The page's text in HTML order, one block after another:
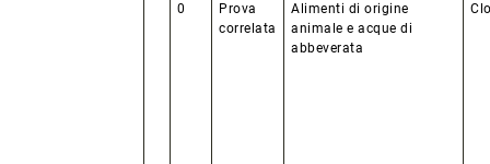
0
Prova
correlata
Alimenti di origine
animale e acque di
abbeverata